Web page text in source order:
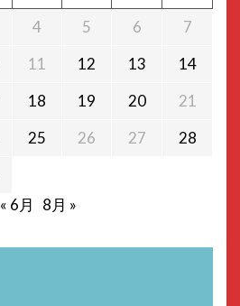
4 5 6
7
11 12 13
14
18 19 20
21
25 26 27
28
« 6月
8月 »